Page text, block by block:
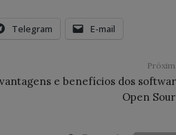
Telegram E-mail
e benefícios dos
Open